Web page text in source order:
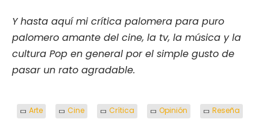
Y hasta aquí mi crítica palomera para puro
palomero amante del cine, la tv, la música y la
cultura Pop en general por el simple gusto de
pasar un rato agradable.
Arte Cine Crítica Opinión Reseña